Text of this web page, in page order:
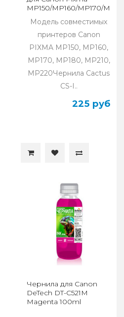
MP150/MP160/MP170/
Модель совместимых
принтеров Canon
PIXMA MP150, MP160,
MP170, MP180, MP210,
MP220Чернила Cactus
CS-I..
225 руб
Чернила для Canon
DeTech DT-C521M
Magenta 100ml